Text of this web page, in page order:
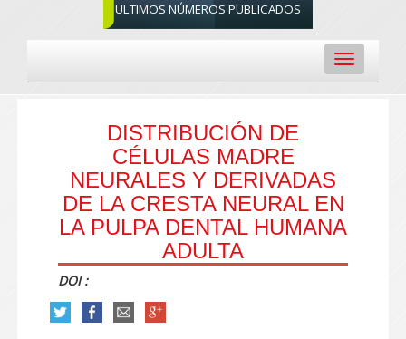
ULTIMOS NÚMEROS PUBLICADOS
Toggle
navigation
DISTRIBUCIÓN DE
CÉLULAS MADRE
NEURALES Y DERIVADAS
DE LA CRESTA NEURAL EN
LA PULPA DENTAL HUMANA
ADULTA
DOI :